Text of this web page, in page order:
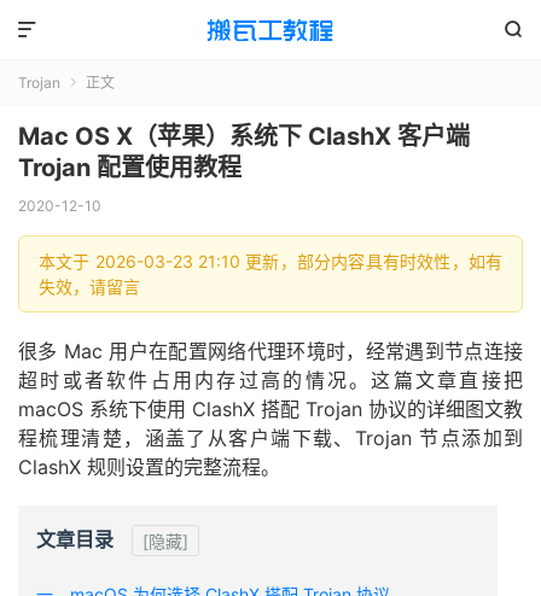


Trojan  正文
Mac OS X（苹果）系统下 ClashX 客户端
Trojan 配置使用教程
2020-12-10
本文于 2026-03-23 21:10 更新，部分内容具有时效性，如有
失效，请留言
很多 Mac 用户在配置网络代理环境时，经常遇到节点连接
超时或者软件占用内存过高的情况。这篇文章直接把
macOS 系统下使用 ClashX 搭配 Trojan 协议的详细图文教
程梳理清楚，涵盖了从客户端下载、Trojan 节点添加到
ClashX 规则设置的完整流程。
文章目录 [隐藏]